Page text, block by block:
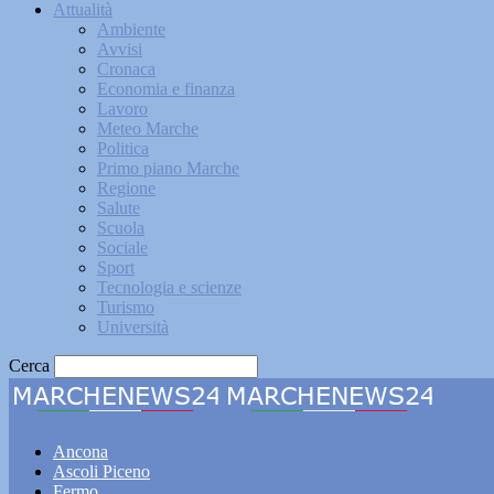
Attualità
Ambiente
Avvisi
Cronaca
Economia e finanza
Lavoro
Meteo Marche
Politica
Primo piano Marche
Regione
Salute
Scuola
Sociale
Sport
Tecnologia e scienze
Turismo
Università
Cerca
Ancona
Ascoli Piceno